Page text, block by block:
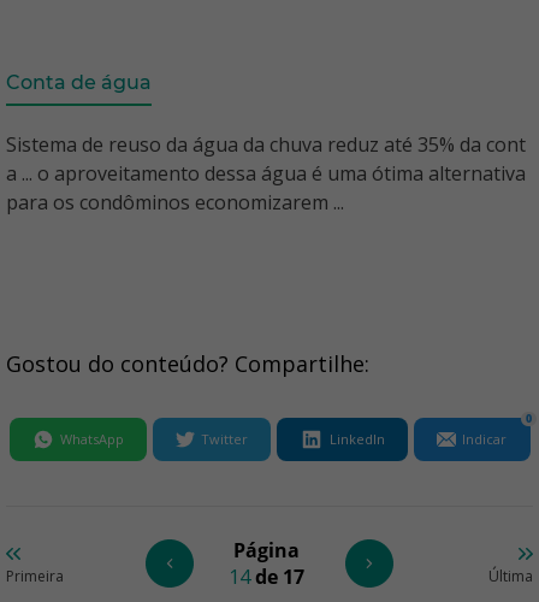
Conta de água
Sistema de reuso da água da chuva reduz até 35% da cont
a ... o aproveitamento dessa água é uma ótima alternativa
para os condôminos economizarem ...
Gostou do conteúdo? Compartilhe:
WhatsApp Twitter LinkedIn Indicar
0
Primeira
Página
14de 17 Última